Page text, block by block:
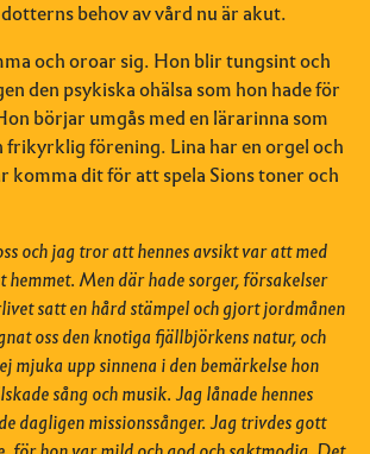
behov av vård nu är akut.
och oroar sig. Hon blir tungsint och
den psykiska ohälsa som hon hade för
börjar umgås med en lärarinna som
frikyrklig förening. Lina har en orgel och
komma dit för att spela Sions toner och
och jag tror att hennes avsikt var att med
hemmet. Men där hade sorger, försakelser
satt en hård stämpel och gjort jordmånen
oss den knotiga fjällbjörkens natur, och
mjuka upp sinnena i den bemärkelse hon
sång och musik. Jag lånade hennes
dagligen missionssånger. Jag trivdes gott